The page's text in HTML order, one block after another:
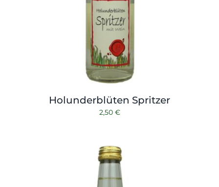
Holunderblüten Spritzer
2,50 €